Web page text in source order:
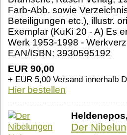
Farb-Abb. sowie
Beteiligungen etc.), illustr.
Exemplar (KuKi 20 - A) Es
Werk 1953-1998 -
EAN/ISBN: 3930595192
EUR 90,00
+ EUR 5,00 Versand innerhalb
Hier bestellen
Heldenepos,
Der